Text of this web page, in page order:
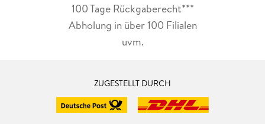
100 Tage Rückgaberecht***
Abholung in über 100 Filialen
uvm.
ZUGESTELLT DURCH